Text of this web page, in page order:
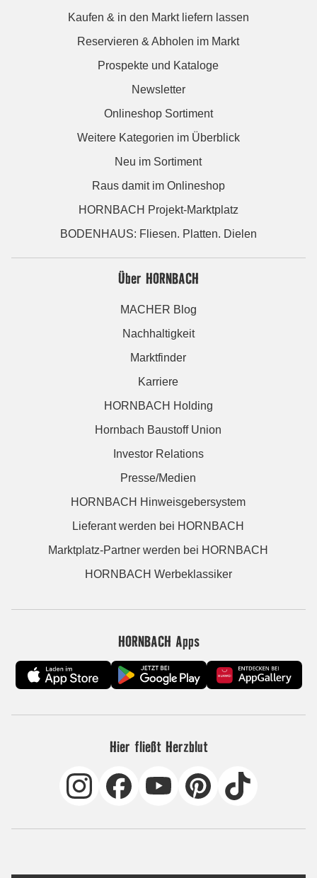
Kaufen & in den Markt liefern lassen
Reservieren & Abholen im Markt
Prospekte und Kataloge
Newsletter
Onlineshop Sortiment
Weitere Kategorien im Überblick
Neu im Sortiment
Raus damit im Onlineshop
HORNBACH Projekt-Marktplatz
BODENHAUS: Fliesen. Platten. Dielen
Über HORNBACH
MACHER Blog
Nachhaltigkeit
Marktfinder
Karriere
HORNBACH Holding
Hornbach Baustoff Union
Investor Relations
Presse/Medien
HORNBACH Hinweisgebersystem
Lieferant werden bei HORNBACH
Marktplatz-Partner werden bei HORNBACH
HORNBACH Werbeklassiker
HORNBACH Apps
Hier fließt Herzblut